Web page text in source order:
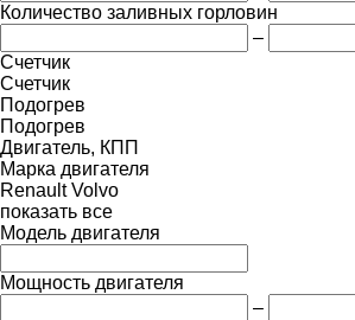
Количество заливных горловин
–
Счетчик
Счетчик
Подогрев
Подогрев
Двигатель, КПП
Марка двигателя
Renault Volvo
показать все
Модель двигателя
Мощность двигателя
–